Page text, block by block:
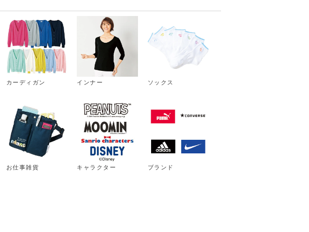
カーディガン インナー ソックス
お仕事雑貨 キャラクター ブランド